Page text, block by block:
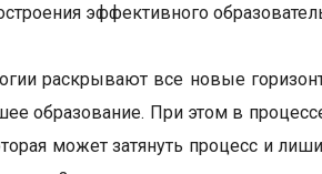
эффективного
раскрывают все новые
образование. При этом в
может затянуть процесс и